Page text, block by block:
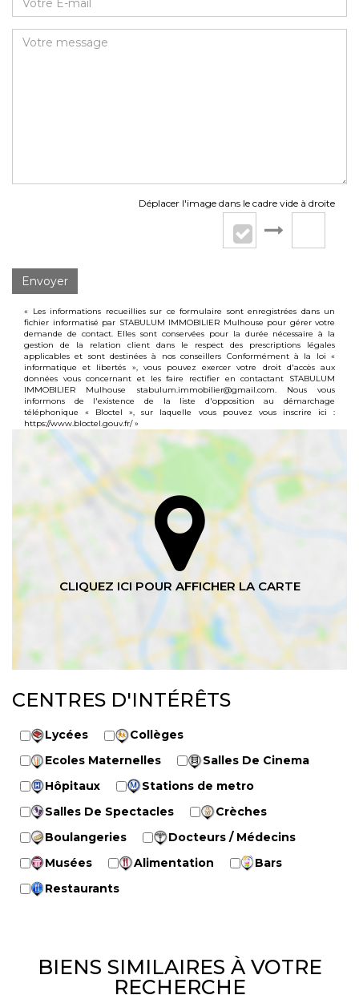
Déplacer l'image dans le cadre vide à droite
Envoyer
« Les informations recueillies sur ce formulaire sont enregistrées dans un
fichier informatisé par STABULUM IMMOBILIER Mulhouse pour gérer votre
demande de contact. Elles sont conservées pour la durée nécessaire à la
gestion de la relation client dans le respect des prescriptions légales
applicables et sont destinées à nos conseillers Conformément à la loi «
informatique et libertés », vous pouvez exercer votre droit d'accès aux
données vous concernant et les faire rectifier en contactant STABULUM
IMMOBILIER Mulhouse stabulum.immobilier@gmail.com. Nous vous
informons de l'existence de la liste d'opposition au démarchage
téléphonique « Bloctel », sur laquelle vous pouvez vous inscrire ici :
https://www.bloctel.gouv.fr/»
CENTRES D'INTÉRÊTS
Lycées
Collèges
Ecoles Maternelles
Salles De Cinema
Hôpitaux
Stations de metro
Salles De Spectacles
Crèches
Boulangeries
Docteurs / Médecins
Musées
Alimentation
Bars
Restaurants
BIENS SIMILAIRES À VOTRE
RECHERCHE